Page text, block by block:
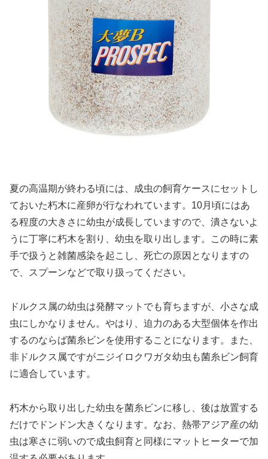
夏の高温期が終わる頃には、成虫の飼育ケースにセットし
ておいた朽木に産卵が行なわれています。10月頃にはあ
る程度の大きさに幼虫が成長していますので、潰さないよ
うに丁寧に朽木を割り、幼虫を取り出します。この時に素
手で扱うと雑菌感染を起こし、死亡の原因となりますの
で、スプーンなどで取り扱ってください。
ドルクス属の幼虫は発酵マットでも育ちますが、小さな成
虫にしかなりません。やはり、迫力のある大型個体を作出
するのならば菌糸ビンを使用することになります。また、
非ドルクス属ですがニジイロクワガタ幼虫も菌糸ビン飼育
に適合しています。
朽木から取り出した幼虫を菌糸ビンに移し、後は放置する
だけでドンドン大きくなります。なお、熱帯アジア産の幼
虫は寒さに弱いので成虫飼育と同様にマットヒーターで加